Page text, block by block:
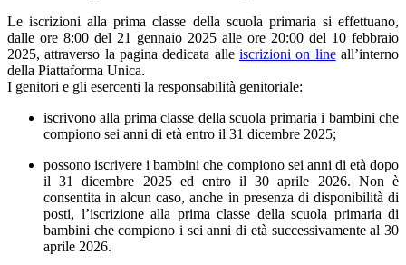
Le iscrizioni alla prima classe della scuola primaria si effettuano,
dalle ore 8:00 del 21 gennaio 2025 alle ore 20:00 del 10 febbraio
2025, attraverso la pagina dedicata alle iscrizioni on lineall’interno
della Piattaforma Unica.
I genitori e gli esercenti la responsabilità genitoriale:
iscrivono alla prima classe della scuola primaria i bambini che
compiono sei anni di età entro il 31 dicembre 2025;
possono iscrivere i bambini che compiono sei anni di età dopo
il 31 dicembre 2025 ed entro il 30 aprile 2026. Non è
consentita in alcun caso, anche in presenza di disponibilità di
posti, l’iscrizione alla prima classe della scuola primaria di
bambini che compiono i sei anni di età successivamente al 30
aprile 2026.